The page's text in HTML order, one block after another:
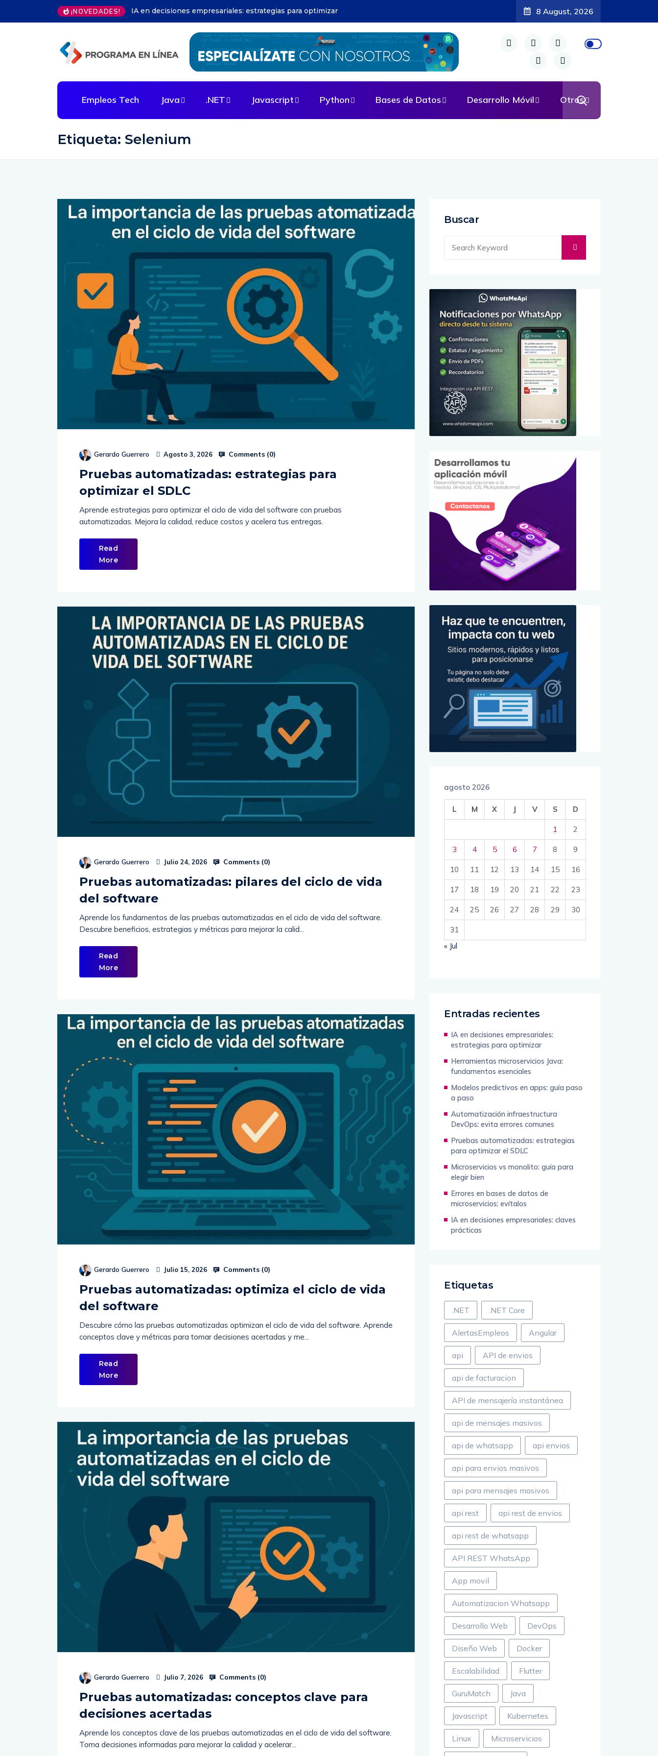
¡NOVEDADES! Herramientas microservicios Java: fundamentos esenciales 8 August, 2026
Empleos Tech Java .NET Javascript Python Bases de Datos Desarrollo Móvil Otros
Etiqueta: Selenium
Gerardo Guerrero Agosto 3, 2026 Comments (0)
Pruebas automatizadas: estrategias para
optimizar el SDLC
Aprende estrategias para optimizar el ciclo de vida del software con pruebas
automatizadas. Mejora la calidad, reduce costos y acelera tus entregas.
Read
More
Gerardo Guerrero Julio 24, 2026 Comments (0)
Pruebas automatizadas: pilares del ciclo de vida
del software
Aprende los fundamentos de las pruebas automatizadas en el ciclo de vida del software.
Descubre beneficios, estrategias y métricas para mejorar la calid...
Read
More
Gerardo Guerrero Julio 15, 2026 Comments (0)
Pruebas automatizadas: optimiza el ciclo de vida
del software
Descubre cómo las pruebas automatizadas optimizan el ciclo de vida del software. Aprende
conceptos clave y métricas para tomar decisiones acertadas y me...
Read
More
Gerardo Guerrero Julio 7, 2026 Comments (0)
Pruebas automatizadas: conceptos clave para
decisiones acertadas
Aprende los conceptos clave de las pruebas automatizadas en el ciclo de vida del software.
Toma decisiones informadas para mejorar la calidad y acelerar...
Buscar
agosto 2026
L M X J V S D
1 2
3 4 5 6 7 8 9
10 11 12 13 14 15 16
17 18 19 20 21 22 23
24 25 26 27 28 29 30
31
« Jul
Entradas recientes
IA en decisiones empresariales:
estrategias para optimizar
Herramientas microservicios Java:
fundamentos esenciales
Modelos predictivos en apps: guía paso
a paso
Automatización infraestructura
DevOps: evita errores comunes
Pruebas automatizadas: estrategias
para optimizar el SDLC
Microservicios vs monolito: guía para
elegir bien
Errores en bases de datos de
microservicios: evítalos
IA en decisiones empresariales: claves
prácticas
Etiquetas
.NET .NET Core
AlertasEmpleos Angular
api API de envios
api de facturacion
API de mensajería instantánea
api de mensajes masivos
api de whatsapp api envios
api para envios masivos
api para mensajes masivos
api rest api rest de envios
api rest de whatsapp
API REST WhatsApp
App movil
Automatizacion Whatsapp
Desarrollo Web DevOps
Diseño Web Docker
Escalabilidad Flutter
GuruMatch Java
Javascript Kubernetes
Linux Microservicios